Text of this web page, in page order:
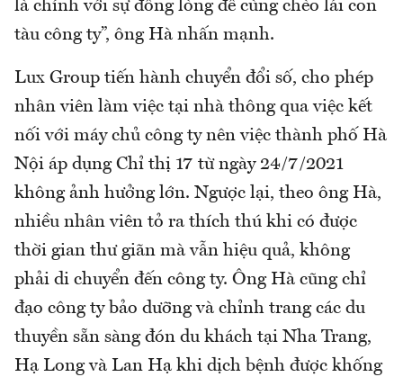
là chính với sự đồng lòng để cùng chèo lái con
tàu công ty”, ông Hà nhấn mạnh.
Lux Group tiến hành chuyển đổi số, cho phép
nhân viên làm việc tại nhà thông qua việc kết
nối với máy chủ công ty nên việc thành phố Hà
Nội áp dụng Chỉ thị 17 từ ngày 24/7/2021
không ảnh hưởng lớn. Ngược lại, theo ông Hà,
nhiều nhân viên tỏ ra thích thú khi có được
thời gian thư giãn mà vẫn hiệu quả, không
phải di chuyển đến công ty. Ông Hà cũng chỉ
đạo công ty bảo dưỡng và chỉnh trang các du
thuyền sẵn sàng đón du khách tại Nha Trang,
Hạ Long và Lan Hạ khi dịch bệnh được khống